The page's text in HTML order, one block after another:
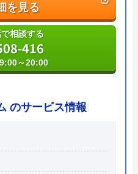
を見る
相談する
416
～20:00
のサービス情報